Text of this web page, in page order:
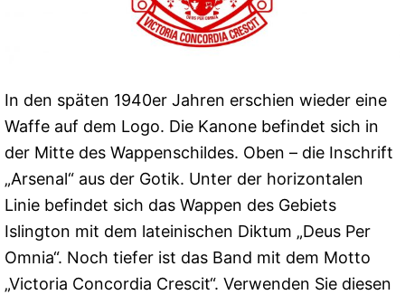
In den späten 1940er Jahren erschien wieder eine
Waffe auf dem Logo. Die Kanone befindet sich in
der Mitte des Wappenschildes. Oben – die Inschrift
„Arsenal“ aus der Gotik. Unter der horizontalen
Linie befindet sich das Wappen des Gebiets
Islington mit dem lateinischen Diktum „Deus Per
Omnia“. Noch tiefer ist das Band mit dem Motto
„Victoria Concordia Crescit“. Verwenden Sie diesen